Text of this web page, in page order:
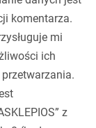
komentarza.
mi
ich
z